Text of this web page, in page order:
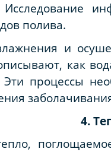
Исследование
полива.
и
как
Эти процессы
4.